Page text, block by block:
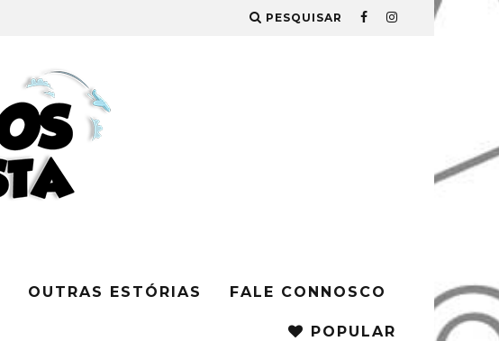
PESQUISAR
OUTRAS ESTÓRIAS FALE CONNOSCO
POPULAR